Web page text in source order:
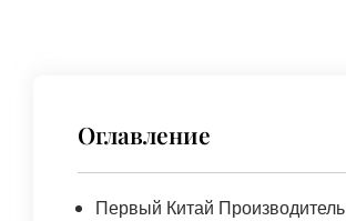
Оглавление
Первый Китай Производитель